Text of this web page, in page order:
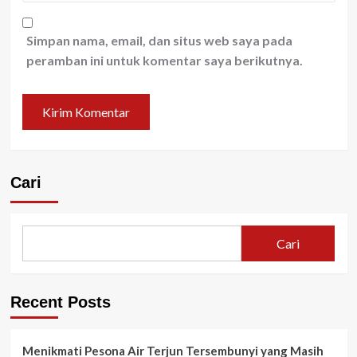
Simpan nama, email, dan situs web saya pada
peramban ini untuk komentar saya berikutnya.
Cari
Cari
Recent Posts
Menikmati Pesona Air Terjun Tersembunyi yang Masih